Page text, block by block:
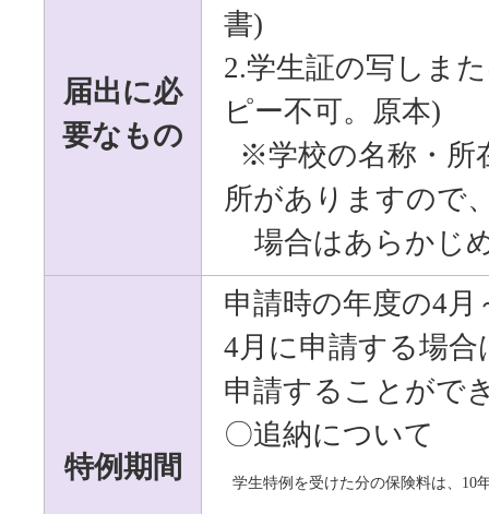
届出に必
要なもの
書)
2.学生証の写しま
ピー不可。原本)
※学校の名称・所
所がありますので
場合はあらかじ
特例期間
申請時の年度の4月
4月に申請する場
申請することがで
〇追納について
学生特例を受けた分の保険料は、 10